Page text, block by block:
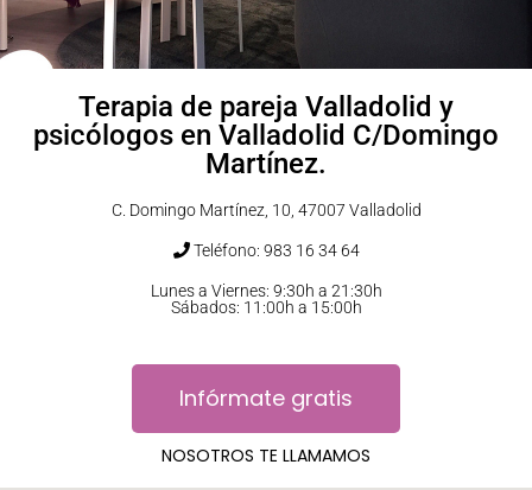
Terapia de pareja Valladolid y
psicólogos en Valladolid C/Domingo
Martínez.
C. Domingo Martínez, 10, 47007 Valladolid
Teléfono: 983 16 34 64
Lunes a Viernes: 9:30h a 21:30h
Sábados: 11:00h a 15:00h
Infórmate gratis
NOSOTROS TE LLAMAMOS